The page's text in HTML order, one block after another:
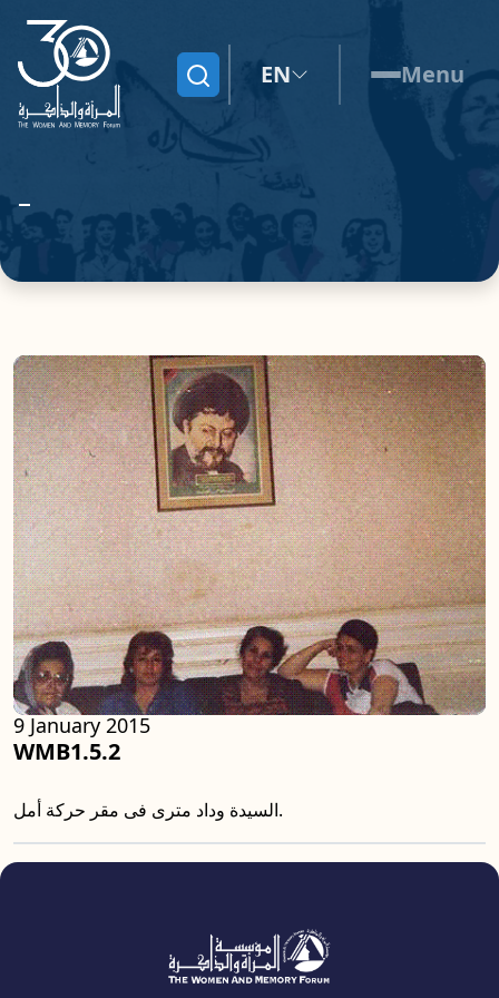
Search EN Menu
WMB1.5.2
9 January 2015
السيدة وداد مترى فى مقر حركة أمل.